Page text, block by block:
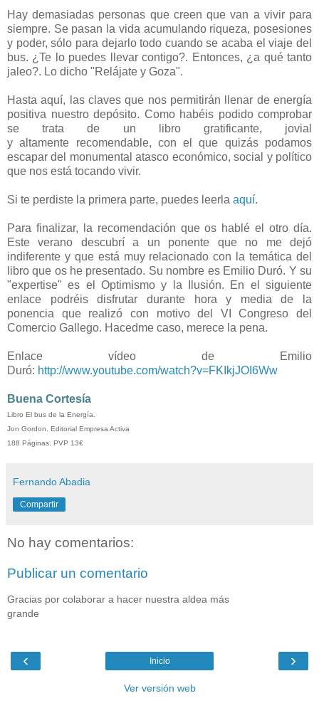
Hay demasiadas personas que creen que van a vivir para
siempre. Se pasan la vida acumulando riqueza, posesiones
y poder, sólo para dejarlo todo cuando se acaba el viaje del
bus. ¿Te lo puedes llevar contigo?. Entonces, ¿a qué tanto
jaleo?. Lo dicho "Relájate y Goza".
Hasta aquí, las claves que nos permitirán llenar de energía
positiva nuestro depósito. Como habéis podido comprobar
se trata de un libro gratificante, jovial
y altamente
recomendable, con el que quizás podamos
escapar del monumental atasco económico, social y político
que nos está tocando vivir.
Si te perdiste la primera parte, puedes leerla aquí.
Para finalizar, la recomendación que os hablé el otro día.
Este verano descubrí a un ponente que no me dejó
indiferente y que está muy relacionado con la temática del
libro que os he presentado. Su nombre es Emilio Duró. Y su
"expertise" es el Optimismo y la Ilusión. En el siguiente
enlace podréis disfrutar durante hora y media de la
ponencia que realizó con motivo del VI Congreso del
Comercio Gallego. Hacedme caso, merece la pena.
Enlace vídeo de Emilio
Duró: http://www.youtube.com/watch?v=FKIkjJOI6Ww
Buena Cortesía
Libro El bus de la Energía.
Jon Gordon. Editorial Empresa Activa
188 Páginas. PVP 13€
Fernando Abadia
Compartir
No hay comentarios:
Publicar un comentario
Gracias por colaborar a hacer nuestra aldea más
grande
‹ ›
Inicio
Ver versión web